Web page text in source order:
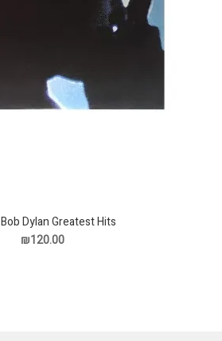
Bob Dylan Greatest Hits תקליט
₪120.00